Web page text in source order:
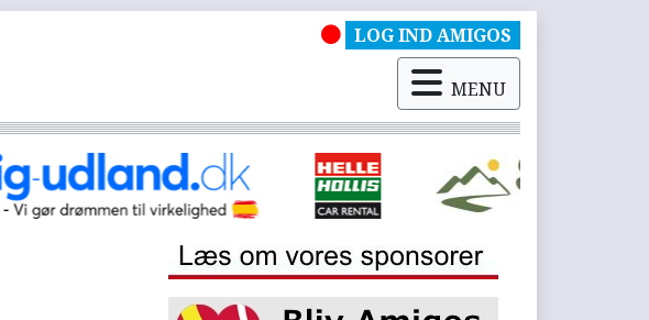
LOG IND AMIGOS
MENU